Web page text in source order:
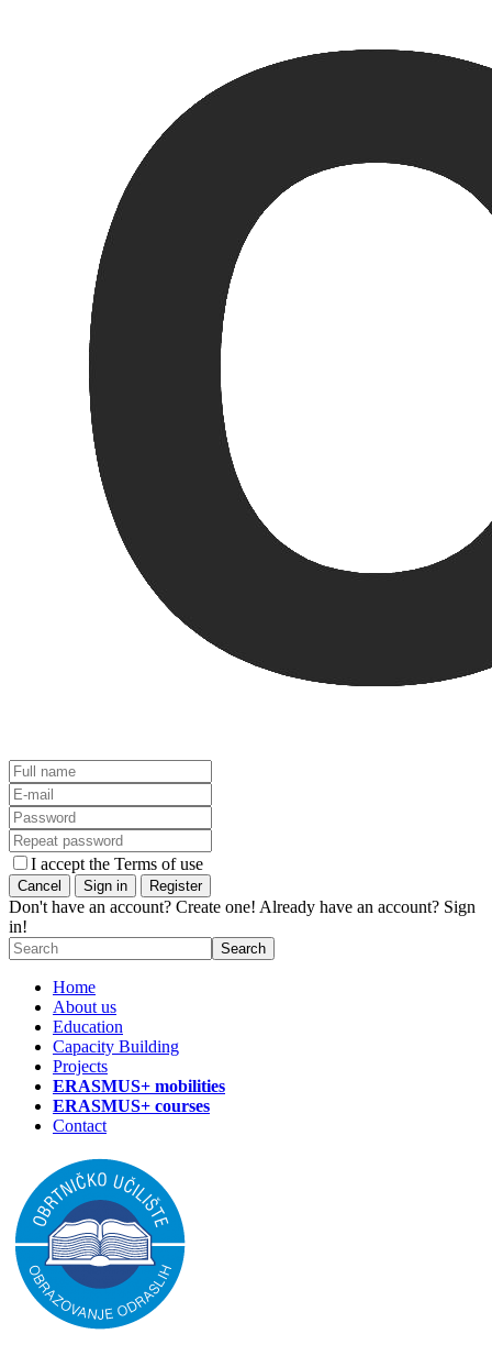
I accept the Terms of use
Don't have an account? Create one! Already have an account? Sign
in!
Home
About us
Education
Capacity Building
Projects
ERASMUS+ mobilities
ERASMUS+ courses
Contact